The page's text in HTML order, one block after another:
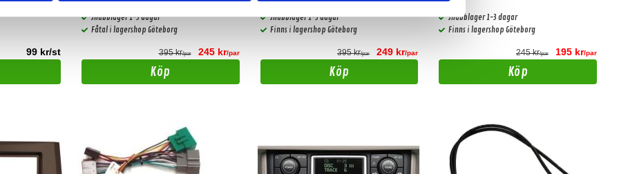
99 kr/st
Snabblager 1-3 dagar
Fåtal i lagershop Göteborg
395 kr/par 245 kr/par
Köp
Snabblager 1-3 dagar
Finns i lagershop Göteborg
395 kr/par 249 kr/par
Köp
Snabblager 1-3 dagar
Finns i lagershop Göteborg
245 kr/par 195 kr/par
Köp